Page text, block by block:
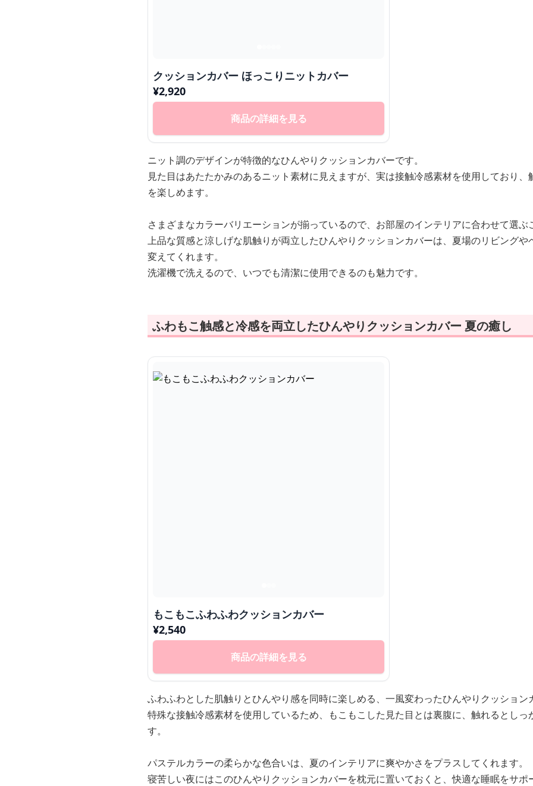
クッションカバー ほっこりニットカバー
¥2,920
商品の詳細を見る
ニット調のデザインが特徴的なひんやりクッションカバーです。
見た目はあたたかみのあるニット素材に見えますが、実は接触冷感素材を使用しており
を楽しめます。
さまざまなカラーバリエーションが揃っているので、お部屋のインテリアに合わせて選ぶ
上品な質感と涼しげな肌触りが両立したひんやりクッションカバーは、夏場のリビングや
変えてくれます。
洗濯機で洗えるので、いつでも清潔に使用できるのも魅力です。
ふわもこ触感と冷感を両立したひんやりクッションカバー 夏の癒し
もこもこふわふわクッションカバー
¥2,540
商品の詳細を見る
ふわふわとした肌触りとひんやり感を同時に楽しめる、一風変わったひんやりクッション
特殊な接触冷感素材を使用しているため、もこもこした見た目とは裏腹に、触れるとしっ
す。
パステルカラーの柔らかな色合いは、夏のインテリアに爽やかさをプラスしてくれます。
寝苦しい夜にはこのひんやりクッションカバーを枕元に置いておくと、快適な睡眠をサポ